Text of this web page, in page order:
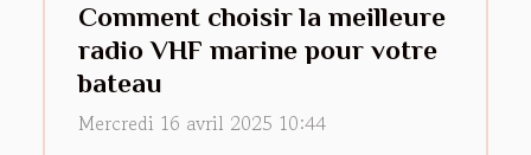
Comment choisir la meilleure
radio VHF marine pour votre
bateau
Mercredi 16 avril 2025 10:44